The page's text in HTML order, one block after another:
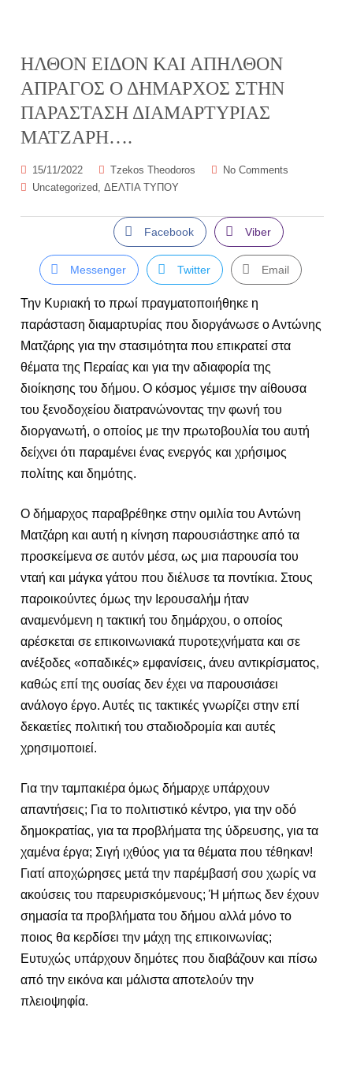
ΗΛΘΟΝ ΕΙΔΟΝ ΚΑΙ ΑΠΗΛΘΟΝ
ΑΠΡΑΓΟΣ Ο ΔΗΜΑΡΧΟΣ ΣΤΗΝ
ΠΑΡΑΣΤΑΣΗ ΔΙΑΜΑΡΤΥΡΙΑΣ
ΜΑΤΖΑΡΗ….
15/11/2022 Tzekos Theodoros
No Comments
Uncategorized ,ΔΕΛΤΙΑ ΤΥΠΟΥ
Facebook Viber
Messenger Twitter Email
Την Κυριακή το πρωί πραγματοποιήθηκε η
παράσταση διαμαρτυρίας που διοργάνωσε ο Αντώνης
Ματζάρης για την στασιμότητα που επικρατεί στα
θέματα της Περαίας και για την αδιαφορία της
διοίκησης του δήμου. Ο κόσμος γέμισε την αίθουσα
του ξενοδοχείου διατρανώνοντας την φωνή του
διοργανωτή, ο οποίος με την πρωτοβουλία του αυτή
δείχνει ότι παραμένει ένας ενεργός και χρήσιμος
πολίτης και δημότης.
Ο δήμαρχος παραβρέθηκε στην ομιλία του Αντώνη
Ματζάρη και αυτή η κίνηση παρουσιάστηκε από τα
προσκείμενα σε αυτόν μέσα, ως μια παρουσία του
νταή και μάγκα γάτου που διέλυσε τα ποντίκια. Στους
παροικούντες όμως την Ιερουσαλήμ ήταν
αναμενόμενη η τακτική του δημάρχου, ο οποίος
αρέσκεται σε επικοινωνιακά πυροτεχνήματα και σε
ανέξοδες «οπαδικές» εμφανίσεις, άνευ αντικρίσματος,
καθώς επί της ουσίας δεν έχει να παρουσιάσει
ανάλογο έργο. Αυτές τις τακτικές γνωρίζει στην επί
δεκαετίες πολιτική του σταδιοδρομία και αυτές
χρησιμοποιεί.
Για την ταμπακιέρα όμως δήμαρχε υπάρχουν
απαντήσεις; Για το πολιτιστικό κέντρο, για την οδό
δημοκρατίας, για τα προβλήματα της ύδρευσης, για τα
χαμένα έργα; Σιγή ιχθύος για τα θέματα που τέθηκαν!
Γιατί αποχώρησες μετά την παρέμβασή σου χωρίς να
ακούσεις του παρευρισκόμενους; Ή μήπως δεν έχουν
σημασία τα προβλήματα του δήμου αλλά μόνο το
ποιος θα κερδίσει την μάχη της επικοινωνίας;
Ευτυχώς υπάρχουν δημότες που διαβάζουν και πίσω
από την εικόνα και μάλιστα αποτελούν την
πλειοψηφία.